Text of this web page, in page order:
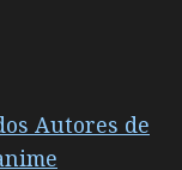
Autores de